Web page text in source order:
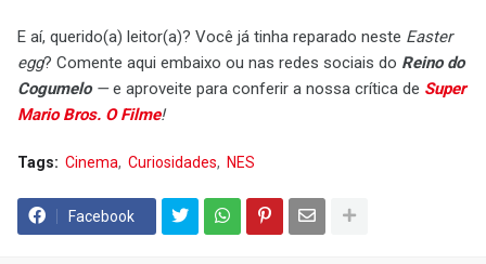
E aí, querido(a) leitor(a)? Você já tinha reparado neste Easter
egg? Comente aqui embaixo ou nas redes sociais do Reino do
Cogumelo—e aproveite para conferir a nossa crítica de Super
Mario Bros. O Filme!
Tags: Cinema Curiosidades NES
Facebook